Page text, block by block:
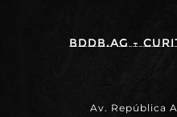
BDDB.ag -
Av. República